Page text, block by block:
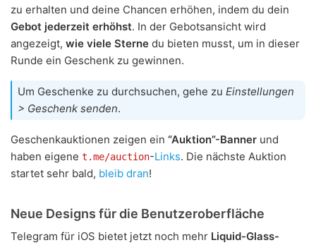
zu erhalten und deine Chancen erhöhen, indem du dein
Gebot jederzeit erhöhst. In der Gebotsansicht wird
angezeigt, wie viele Sterne du bieten musst, um in dieser
Runde ein Geschenk zu gewinnen.
Um Geschenke zu durchsuchen, gehe zu Einstellungen
> Geschenk senden.
Geschenkauktionen zeigen ein “Auktion”-Banner und
haben eigene t.me/auction-Links. Die nächste Auktion
startet sehr bald, bleib dran!
Neue Designs für die Benutzeroberfläche
Telegram für iOS bietet jetzt noch mehr Liquid-Glass-